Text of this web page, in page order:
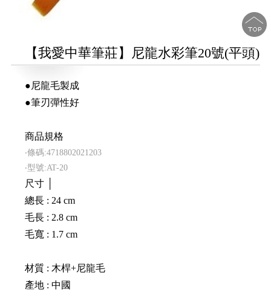
【我愛中華筆莊】尼龍水彩筆20號(平頭)
●尼龍毛製成
●筆刃彈性好
商品規格
‧條碼:4718802021203
‧型號:AT-20
尺寸 │
總長 : 24 cm
毛長 : 2.8 cm
毛寬 : 1.7 cm
材質 : 木桿+尼龍毛
產地 : 中國